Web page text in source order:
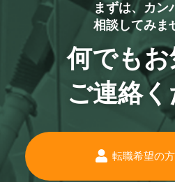
まずは、カン
相談してみま
何でも
ご連絡
転職希望の